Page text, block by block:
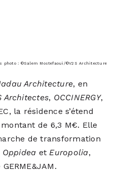
photo : ©Salem Mostefaoui/©V2S Architecture
Architecture, en
Architectes, OCCINERGY,
la résidence s’étend
de 6,3 M€. Elle
de transformation
Oppidea etEuropolia,